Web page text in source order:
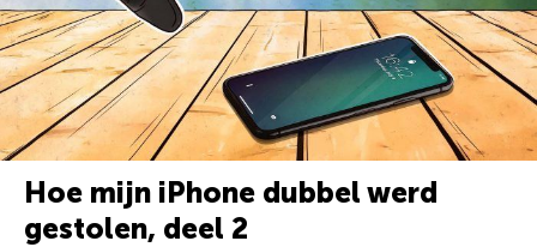
Hoe mijn iPhone dubbel werd
gestolen, deel 2